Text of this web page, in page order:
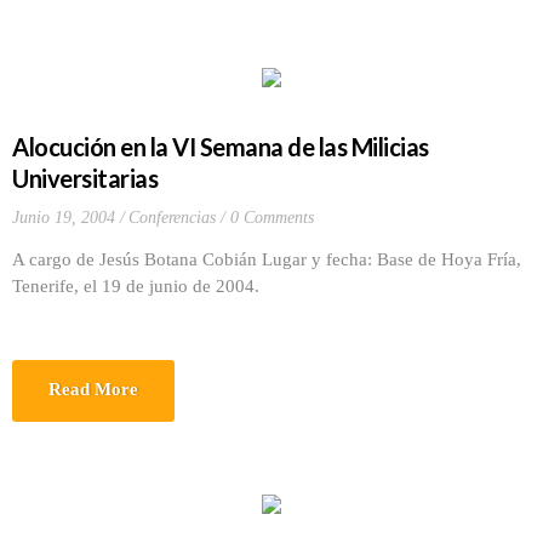
Alocución en la VI Semana de las Milicias
Universitarias
Junio 19, 2004 Conferencias 0 Comments
A cargo de Jesús Botana Cobián Lugar y fecha: Base de Hoya Fría,
Tenerife, el 19 de junio de 2004.
Read More